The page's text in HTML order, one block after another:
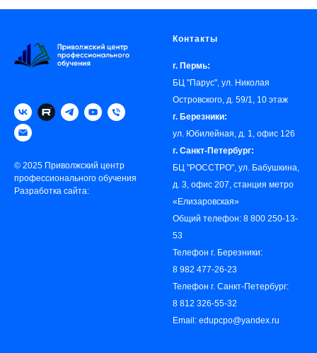
© 2025 Приволжский центр
профессионального обучения
Разработка сайта:
Контакты
г. Пермь:
БЦ "Парус", ул. Николая
Островского, д. 59/1, 10 этаж
г. Березники:
ул. Юбилейная, д. 1, офис 126
г. Санкт-Петербург:
БЦ "РОССТРО", ул. Бабушкина,
д. 3, офис 207, станция метро
«‎Елизаровская»
Общий телефон: 8 800 250-13-
53
Телефон г. Березники:
8 982 477-26-23
Телефон г. Санкт-Петербург:
8 812 326-55-32
Email: edupcpo@yandex.ru